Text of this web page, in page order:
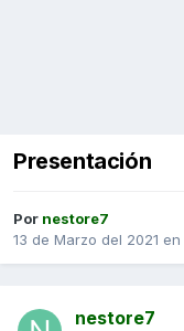
Presentación
Por nestore7
13 de Marzo del 2021 en
nestore7